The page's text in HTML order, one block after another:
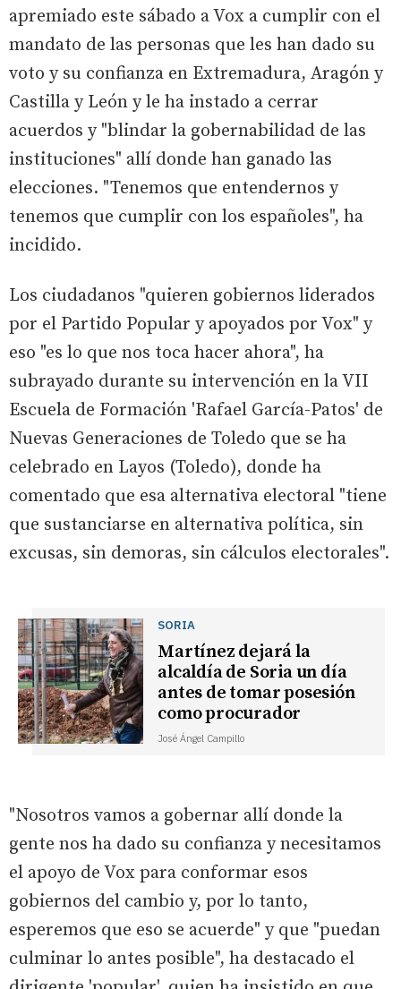
apremiado este sábado a Vox a cumplir con el
mandato de las personas que les han dado su
voto y su confianza en Extremadura, Aragón y
Castilla y León y le ha instado a cerrar
acuerdos y "blindar la gobernabilidad de las
instituciones" allí donde han ganado las
elecciones. "Tenemos que entendernos y
tenemos que cumplir con los españoles", ha
incidido.
Los ciudadanos "quieren gobiernos liderados
por el Partido Popular y apoyados por Vox" y
eso "es lo que nos toca hacer ahora", ha
subrayado durante su intervención en la VII
Escuela de Formación 'Rafael García-Patos' de
Nuevas Generaciones de Toledo que se ha
celebrado en Layos (Toledo), donde ha
comentado que esa alternativa electoral "tiene
que sustanciarse en alternativa política, sin
excusas, sin demoras, sin cálculos electorales".
SORIA
Martínez dejará la
alcaldía de Soria un día
antes de tomar posesión
como procurador
José Ángel Campillo
"Nosotros vamos a gobernar allí donde la
gente nos ha dado su confianza y necesitamos
el apoyo de Vox para conformar esos
gobiernos del cambio y, por lo tanto,
esperemos que eso se acuerde" y que "puedan
culminar lo antes posible", ha destacado el